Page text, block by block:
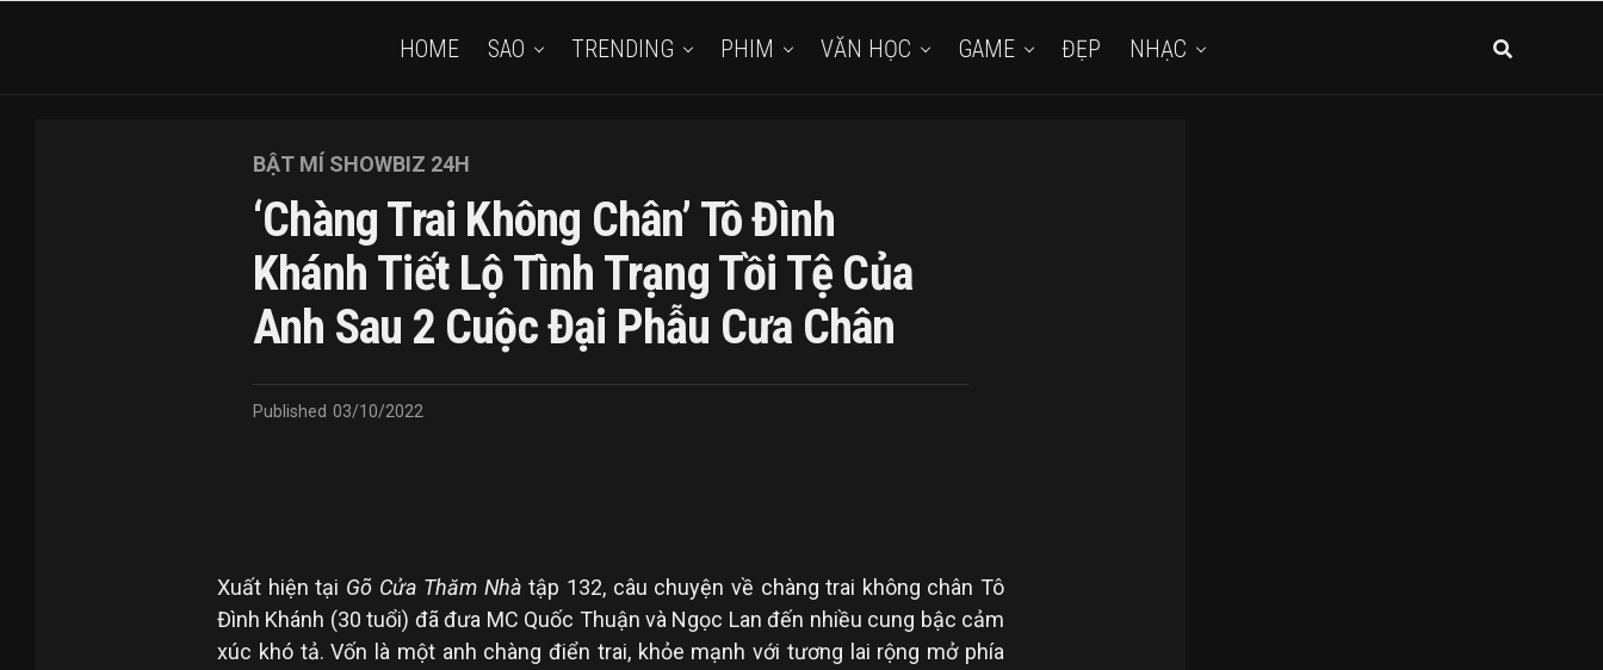
HOME SAO TRENDING PHIM VĂN HỌC GAME ĐẸP NHẠC
BẬT MÍ SHOWBIZ 24H
‘Chàng Trai Không Chân’ Tô Đình
Khánh Tiết Lộ Tình Trạng Tồi Tệ Của
Anh Sau 2 Cuộc Đại Phẫu Cưa Chân
Published 03/10/2022
Xuất hiện tại Gõ Cửa Thăm Nhà tập 132, câu chuyện về chàng trai không chân Tô
Đình Khánh (30 tuổi) đã đưa MC Quốc Thuận và Ngọc Lan đến nhiều cung bậc cảm
xúc khó tả. Vốn là một anh chàng điển trai, khỏe mạnh với tương lai rộng mở phía